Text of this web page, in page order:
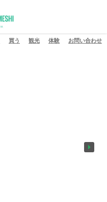
買う 観光 体験 お問い合わせ